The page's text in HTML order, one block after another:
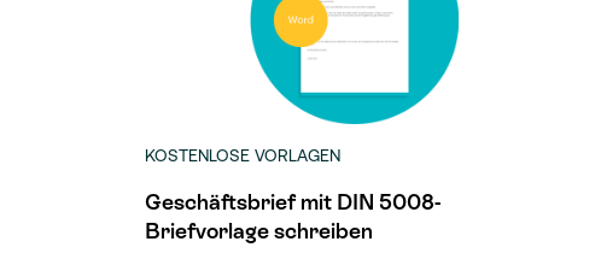
KOSTENLOSE VORLAGEN
Geschäftsbrief mit DIN 5008-
Briefvorlage schreiben